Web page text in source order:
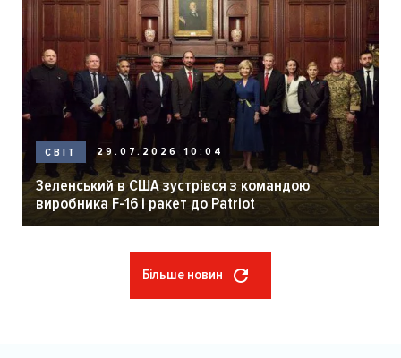
СВІТ 29.07.2026 10:04
Зеленський в США зустрівся з командою
виробника F-16 і ракет до Patriot
Більше новин